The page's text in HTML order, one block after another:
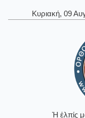
Κυριακή, 09
Ἡ ἐλπίς